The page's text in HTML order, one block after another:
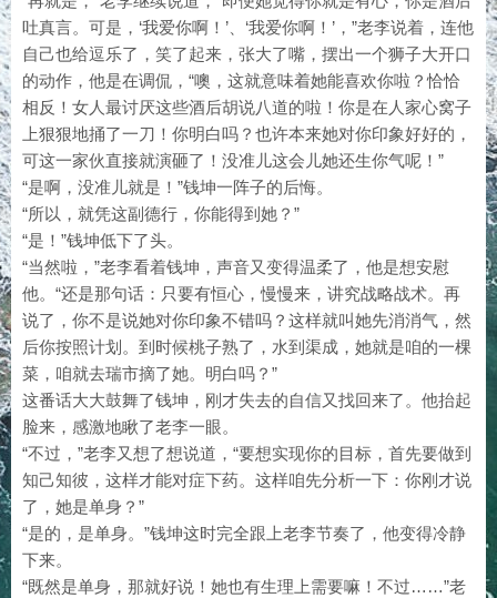
吐真言。可是，‘我爱你啊！’、‘我爱你啊！’，”老李说着，连他
自己也给逗乐了，笑了起来，张大了嘴，摆出一个狮子大开口
的动作，他是在调侃，“噢，这就意味着她能喜欢你啦？恰恰
相反！女人最讨厌这些酒后胡说八道的啦！你是在人家心窝子
上狠狠地捅了一刀！你明白吗？也许本来她对你印象好好的，
可这一家伙直接就演砸了！没准儿这会儿她还生你气呢！”
“是啊，没准儿就是！”钱坤一阵子的后悔。
“所以，就凭这副德行，你能得到她？”
“是！”钱坤低下了头。
“当然啦，”老李看着钱坤，声音又变得温柔了，他是想安慰
他。“还是那句话：只要有恒心，慢慢来，讲究战略战术。再
说了，你不是说她对你印象不错吗？这样就叫她先消消气，然
后你按照计划。到时候桃子熟了，水到渠成，她就是咱的一棵
菜，咱就去瑞市摘了她。明白吗？”
这番话大大鼓舞了钱坤，刚才失去的自信又找回来了。他抬起
脸来，感激地瞅了老李一眼。
“不过，”老李又想了想说道，“要想实现你的目标，首先要做到
知己知彼，这样才能对症下药。这样咱先分析一下：你刚才说
了，她是单身？”
“是的，是单身。”钱坤这时完全跟上老李节奏了，他变得冷静
下来。
“既然是单身，那就好说！她也有生理上需要嘛！不过……”老